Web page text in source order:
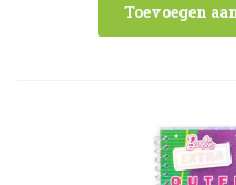
Toevoegen